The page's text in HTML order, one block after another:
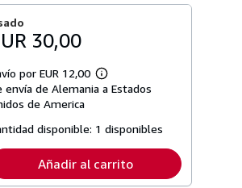
30,00
por EUR 12,00
Más
información
tarifas
envío
envía de Alemania a Estados
de America
disponible: 1 disponibles
Añadir al carrito